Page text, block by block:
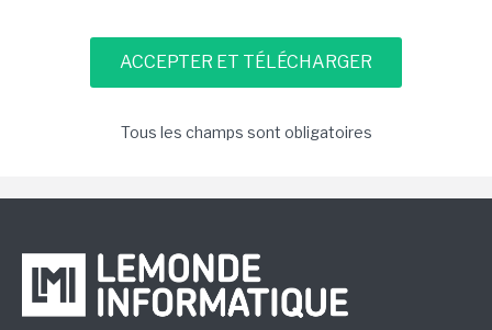
Tous les champs sont obligatoires